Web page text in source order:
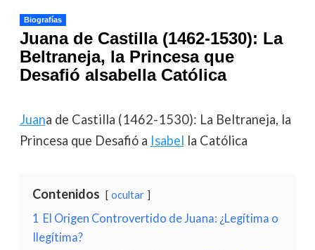
Biografías
Juana de Castilla (1462-1530): La
Beltraneja, la Princesa que
Desafió aIsabella Católica
Juana de Castilla (1462-1530): La Beltraneja, la
Princesa que Desafió a Isabel la Católica
Contenidos ocultar
1 El Origen Controvertido de Juana: ¿Legítima o
Ilegítima?